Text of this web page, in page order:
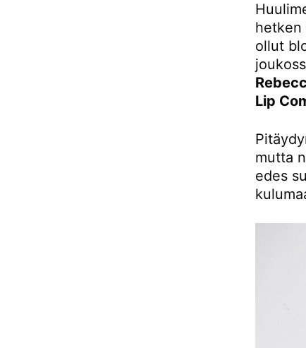
hetken
ollut
Lip
mutta
edes